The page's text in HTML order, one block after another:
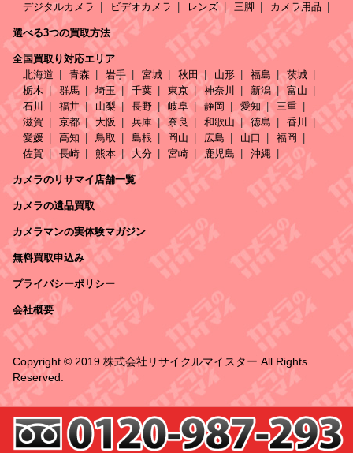
デジタルカメラ
ビデオカメラ レンズ 三脚 カメラ用品
選べる3つの買取方法
全国買取り対応エリア
北海道
青森 岩手 宮城 秋田 山形 福島
茨城
栃木
群馬 埼玉 千葉 東京 神奈川 新潟
富山
石川
福井 山梨 長野 岐阜 静岡 愛知
三重
滋賀
京都 大阪 兵庫 奈良 和歌山 徳島
香川
愛媛
高知 鳥取 島根 岡山 広島 山口
福岡
佐賀
長崎 熊本 大分 宮崎 鹿児島 沖縄
カメラのリサマイ店舗一覧
カメラの遺品買取
カメラマンの実体験マガジン
無料買取申込み
プライバシーポリシー
会社概要
Copyright © 2019 株式会社リサイクルマイスター All Rights
Reserved.